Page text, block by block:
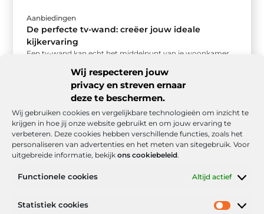
Wij respecteren jouw
privacy en streven ernaar
deze te beschermen.
Wij gebruiken cookies en vergelijkbare technologieën om inzicht te
krijgen in hoe jij onze website gebruikt en om jouw ervaring te
verbeteren. Deze cookies hebben verschillende functies, zoals het
personaliseren van advertenties en het meten van sitegebruik. Voor
uitgebreide informatie, bekijk ons cookiebeleid.
Functionele cookies Altijd actief
Statistiek cookies
Aanbiedingen
De perfecte tv-wand: creëer jouw ideale
kijkervaring
Een tv-wand kan echt het middelpunt van je woonkamer
Onze informatie